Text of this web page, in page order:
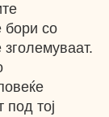
бори со
под тој